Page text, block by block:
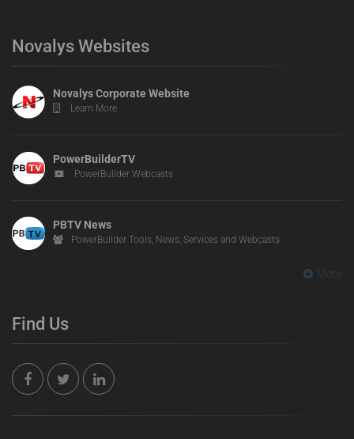
Novalys Websites
Novalys Corporate Website
Learn More
PowerBuilderTV
PowerBuilder Webcasts
PBTV News
PowerBuilder Tools, News, Services and Webcasts
More
Find Us